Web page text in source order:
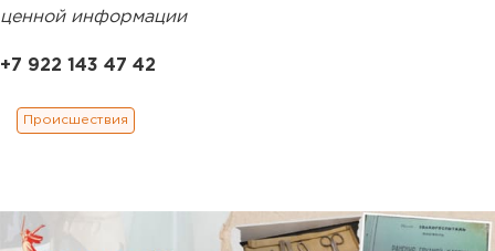
ценной информации
+7 922 143 47 42
Происшествия